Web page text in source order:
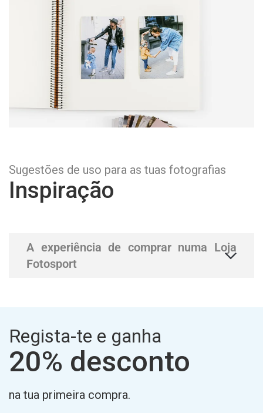
Sugestões de uso para as tuas fotografias
Inspiração
A experiência de comprar numa Loja
Fotosport
Regista-te e ganha
20% desconto
na tua primeira compra.